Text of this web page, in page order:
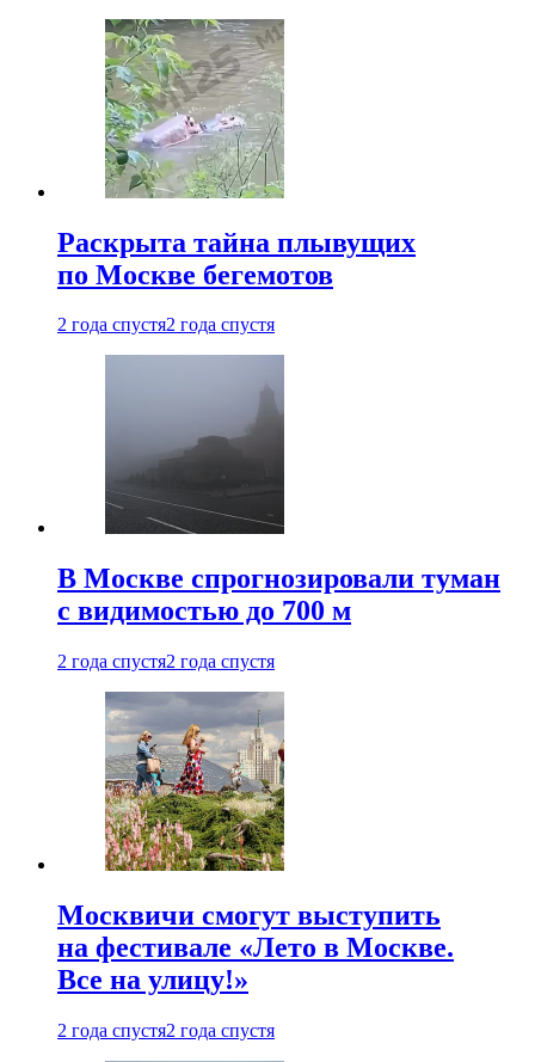
Раскрыта тайна плывущих
по Москве бегемотов
2 года спустя2 года спустя
В Москве спрогнозировали туман
с видимостью до 700 м
2 года спустя2 года спустя
Москвичи смогут выступить
на фестивале «Лето в Москве.
Все на улицу!»
2 года спустя2 года спустя